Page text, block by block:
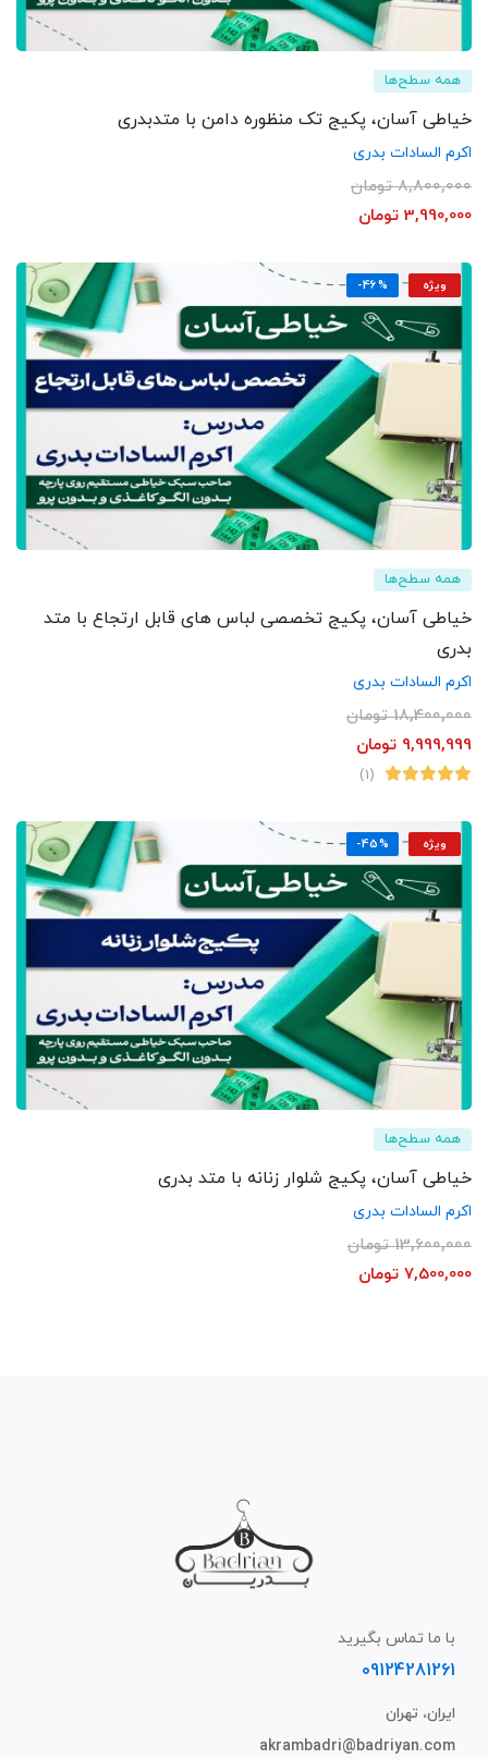
همه سطح‌ها
خیاطی آسان، پکیج تک منظوره دامن با متدبدری
اکرم السادات بدری
8,800,000 تومان
3,990,000 تومان
ویژه -46%
همه سطح‌ها
خیاطی آسان، پکیج تخصصی لباس های قابل ارتجاع با متد
بدری
اکرم السادات بدری
18,400,000 تومان
9,999,999 تومان
(1)
ویژه -45%
همه سطح‌ها
خیاطی آسان، پکیج شلوار زنانه با متد بدری
اکرم السادات بدری
13,600,000 تومان
7,500,000 تومان
با ما تماس بگیرید
09124281261
ایران، تهران
akrambadri@badriyan.com